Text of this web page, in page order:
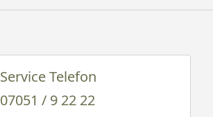
Service Telefon
07051 / 9 22 22